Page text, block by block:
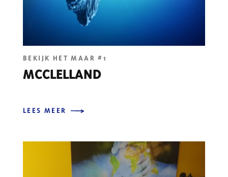
BEKIJK HET MAAR #1
MCCLELLAND
LEES MEER